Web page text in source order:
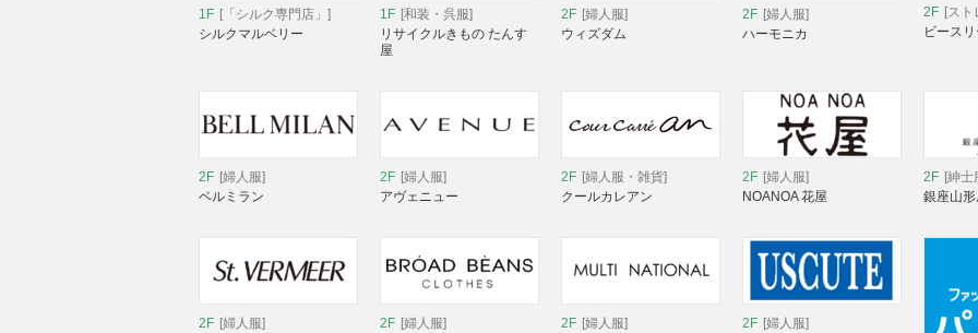
1F [「シルク専門店」]
シルクマルベリー
1F [和装・呉服]
リサイクルきもの たんす
屋
2F [婦人服]
ウィズダム
2F [婦人服]
ハーモニカ
2F [ス
ビース
2F [婦人服]
ベルミラン
2F [婦人服]
アヴェニュー
2F [婦人服・雑貨]
クールカレアン
2F [婦人服]
NOANOA 花屋
2F [紳
銀座山
2F [婦人服]
2F [婦人服]
2F [婦人服]
2F [婦人服]